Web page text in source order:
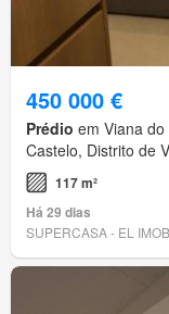
450 000 €
Prédio em Viana
Castelo, Distrito de
117 m²
Há 29 dias
SUPERCASA - EL